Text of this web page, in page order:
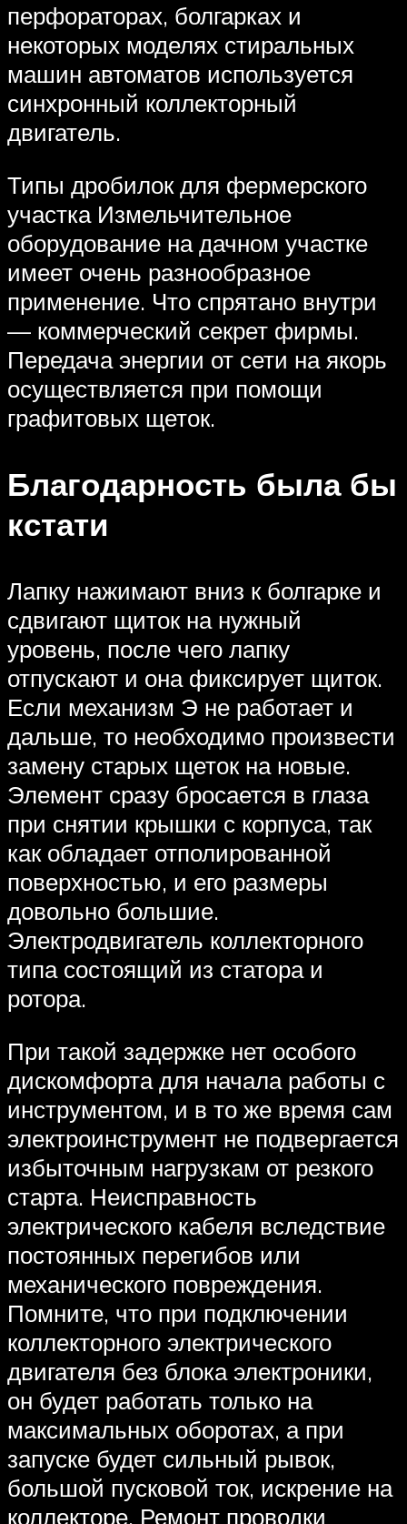
перфораторах, болгарках и
некоторых моделях стиральных
машин автоматов используется
синхронный коллекторный
двигатель.
Типы дробилок для фермерского
участка Измельчительное
оборудование на дачном участке
имеет очень разнообразное
применение. Что спрятано внутри
— коммерческий секрет фирмы.
Передача энергии от сети на якорь
осуществляется при помощи
графитовых щеток.
Благодарность была бы
кстати
Лапку нажимают вниз к болгарке и
сдвигают щиток на нужный
уровень, после чего лапку
отпускают и она фиксирует щиток.
Если механизм Э не работает и
дальше, то необходимо произвести
замену старых щеток на новые.
Элемент сразу бросается в глаза
при снятии крышки с корпуса, так
как обладает отполированной
поверхностью, и его размеры
довольно большие.
Электродвигатель коллекторного
типа состоящий из статора и
ротора.
При такой задержке нет особого
дискомфорта для начала работы с
инструментом, и в то же время сам
электроинструмент не подвергается
избыточным нагрузкам от резкого
старта. Неисправность
электрического кабеля вследствие
постоянных перегибов или
механического повреждения.
Помните, что при подключении
коллекторного электрического
двигателя без блока электроники,
он будет работать только на
максимальных оборотах, а при
запуске будет сильный рывок,
большой пусковой ток, искрение на
коллекторе. Ремонт проводки